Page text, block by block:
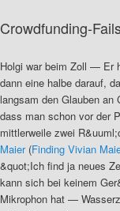
Crowdfunding-
Holgi war beim Zoll — Er
dann eine halbe darauf,
langsam den Glauben an
dass man schon vor der
mittlerweile zwei
Maier(Finding Vivian
&quot;Ich find ja neues
kann sich bei keinem
Mikrophon hat —